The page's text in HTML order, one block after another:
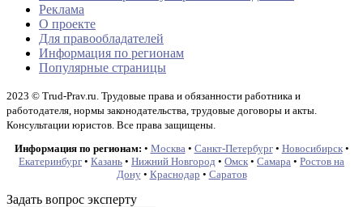
Реклама
О проекте
Для правообладателей
Информация по регионам
Популярные страницы
2023 © Trud-Prav.ru. Трудовые права и обязанности работника и
работодателя, нормы законодательства, трудовые договоры и акты.
Консультации юристов. Все права защищены.
Информация по регионам: • Москва• Санкт-Петербург• Новосибирск•
Екатеринбург • Казань • Нижний Новгород • Омск • Самара • Ростов на
Дону• Краснодар • Саратов
Задать вопрос эксперту